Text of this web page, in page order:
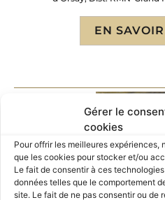
Gérer le
cookies
Pour offrir les meilleures
que les cookies pour stocker et/ou
Le fait de consentir à ces
données telles que le comportement
site. Le fait de ne pas consentir ou de
EN